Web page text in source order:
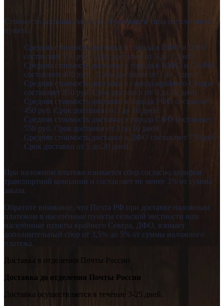
Стоимость доставки зависит от региона и типа населённого
пункта.
Средняя стоимость доставки в города в ПФО и ЦФО
составляет 350 руб. Срок доставки от 3 до 7 дней.
Средняя стоимость доставки в города в ЮФО и СКФО
составляет 400 руб. . Срок доставки от 3 до 7 дней.
Средняя стоимость доставки в города крайнего Севера
составляет 850 руб. Срок доставки от 5 до 20 дней.
Средняя стоимость доставки в города УФО составляет
450 руб. Срок доставки от 3 до 10 дней.
Средняя стоимость доставки в города СФО составляет
550 руб. Срок доставки от 3 до 10 дней.
Средняя стоимость доставки в ДФО составляет 750 руб.
Срок доставки от 5 до 20 дней.
При наложном платеже взимается сбор согласно тарифов
транспортной компании и составляет не менее 3% от суммы
заказа.
Обратите внимание, что Почта РФ при доставке наложным
платежом в населённые пункты сельской местности или
населённые пункты крайнего Севера, ДФО, взимает
дополнительный сбор от 3,5% до 5% от суммы наложного
платежа.
Доставка в отделения Почты России
Доставка до отделения Почты России
Доставка осуществляется в течение 3-25 дней.